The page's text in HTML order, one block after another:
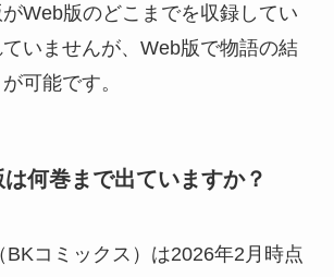
Web版のどこまでを収録してい
いませんが、Web版で物語の結
可能です。
何巻まで出ていますか？
BKコミックス）は2026年2月時点